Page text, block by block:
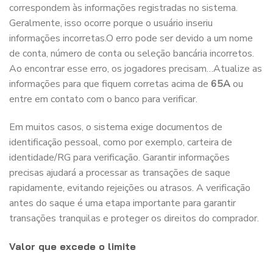
correspondem às informações registradas no sistema.
Geralmente, isso ocorre porque o usuário inseriu
informações incorretas.O erro pode ser devido a um nome
de conta, número de conta ou seleção bancária incorretos.
Ao encontrar esse erro, os jogadores precisam…Atualize as
informações para que fiquem corretas acima de 65Aou
entre em contato com o banco para verificar.
Em muitos casos, o sistema exige documentos de
identificação pessoal, como por exemplo, carteira de
identidade/RG para verificação. Garantir informações
precisas ajudará a processar as transações de saque
rapidamente, evitando rejeições ou atrasos. A verificação
antes do saque é uma etapa importante para garantir
transações tranquilas e proteger os direitos do comprador.
Valor que excede o limite